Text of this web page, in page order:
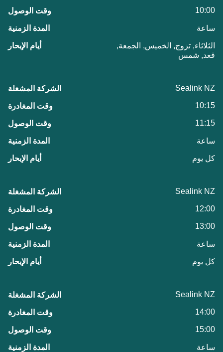
10:00
ساعة
الثلاثاء, تزوج, الخميس, الجمعة,
قعد, شمس
Sealink NZ
10:15
11:15
ساعة
كل يوم
Sealink NZ
12:00
13:00
ساعة
كل يوم
Sealink NZ
14:00
15:00
ساعة